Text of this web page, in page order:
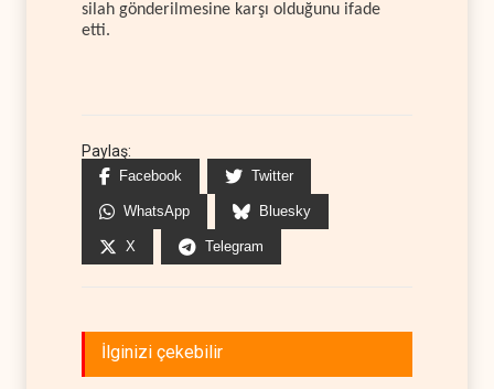
silah gönderilmesine karşı olduğunu ifade
etti.
Paylaş:
Facebook Twitter
WhatsApp Bluesky
X Telegram
İlginizi çekebilir